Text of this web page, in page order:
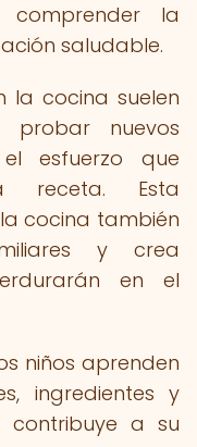
la
saludable.
la cocina suelen
nuevos
esfuerzo que
receta. Esta
cocina también
y crea
en el
niños aprenden
ingredientes y
contribuye a su